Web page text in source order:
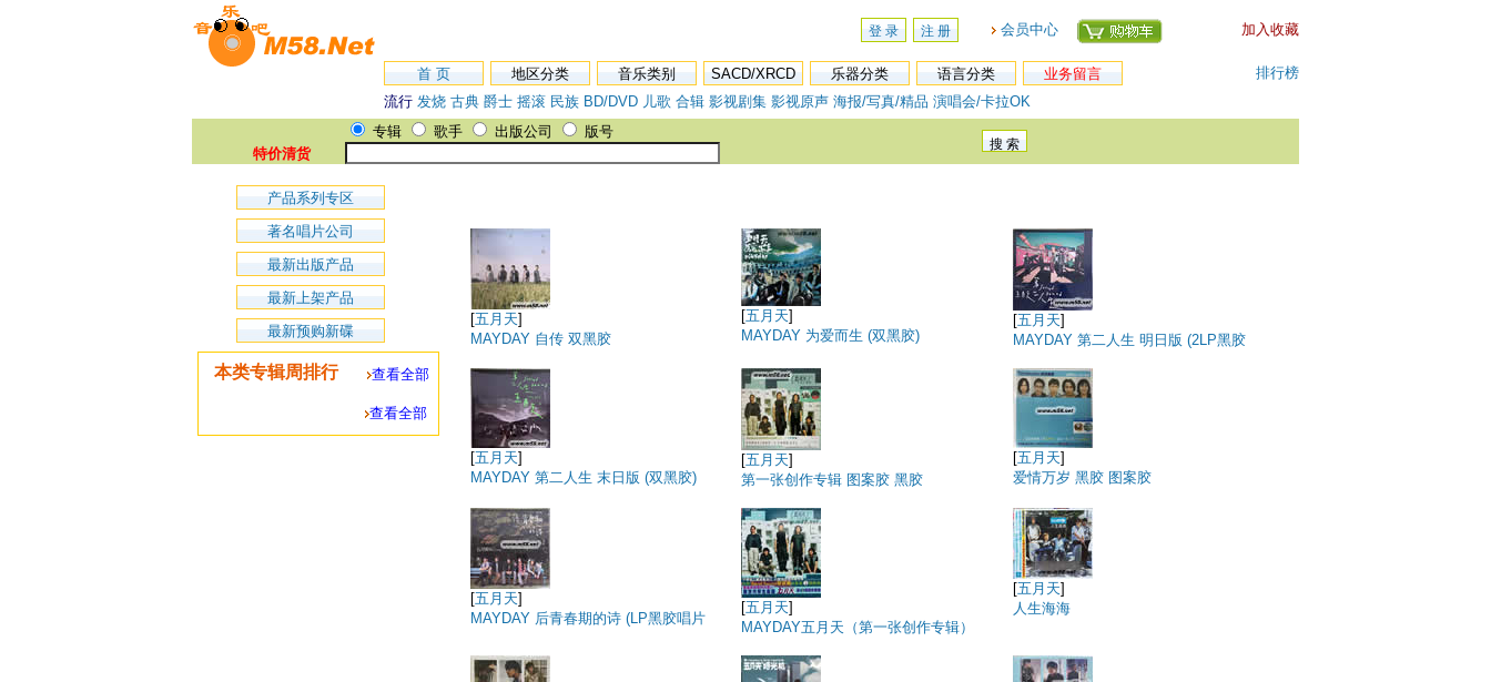
登 录 注 册 会员中心 加入收藏
首 页 地区分类 音乐类别 SACD/XRCD 乐器分类 语言分类 业务留言
排行榜
流行 发烧 古典 爵士 摇滚 民族 BD/DVD 儿歌 合辑 影视剧集 影视原声 海报/写真/精品 演唱会/卡拉OK
特价清货
专辑 歌手 出版公司 版号
产品系列专区
著名唱片公司
最新出版产品
最新上架产品
最新预购新碟
[五月天]
MAYDAY 自传 双黑胶
[五月天]
MAYDAY 为爱而生 (双黑胶)
[五月天]
MAYDAY 第二人生 明日版 (2LP黑胶
[五月天]
MAYDAY 第二人生 末日版 (双黑胶)
[五月天]
第一张创作专辑 图案胶 黑胶
[五月天]
爱情万岁 黑胶 图案胶
[五月天]
MAYDAY 后青春期的诗 (LP黑胶唱片
[五月天]
MAYDAY五月天（第一张创作专辑）
[五月天]
人生海海